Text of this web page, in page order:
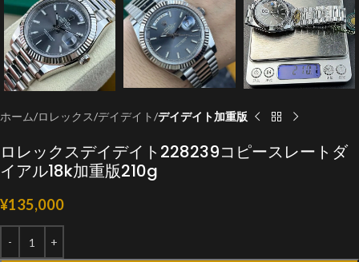
ホーム ロレックス デイデイト デイデイト加重版
ロレックスデイデイト228239コピースレートダ
イアル18k加重版210g
¥135,000